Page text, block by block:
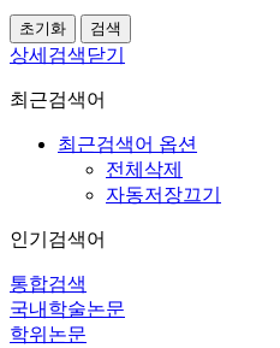
상세검색닫기
최근검색어
최근검색어 옵션
전체삭제
자동저장끄기
인기검색어
통합검색
국내학술논문
학위논문